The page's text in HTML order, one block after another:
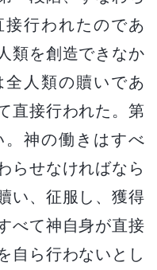
行われたのであ
類を創造できなか
人類の贖いであ
直接行われた。第
神の働きはすべ
らせなければなら
い、征服し、獲得
べて神自身が直接
自ら行わないとし